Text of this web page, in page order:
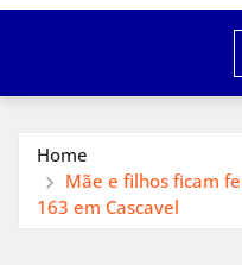
Home
Mãe e filhos ficam
163 em Cascavel